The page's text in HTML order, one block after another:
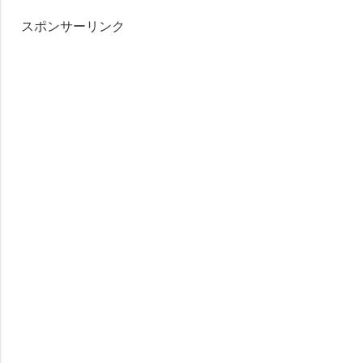
大多尾浦方中
大多尾横島
スポンサーリンク